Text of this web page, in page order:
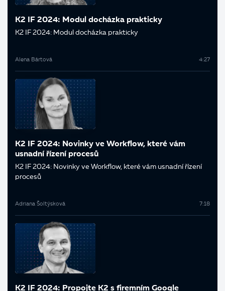
K2 IF 2024: Modul docházka prakticky
K2 IF 2024: Modul docházka prakticky
Alena Bártová 4:27
K2 IF 2024: Novinky ve Workflow, které vám
usnadní řízení procesů
K2 IF 2024: Novinky ve Workflow, které vám usnadní řízení
procesů
Adriana Šoltýsková 7:18
K2 IF 2024: Propojte K2 s firemním Google